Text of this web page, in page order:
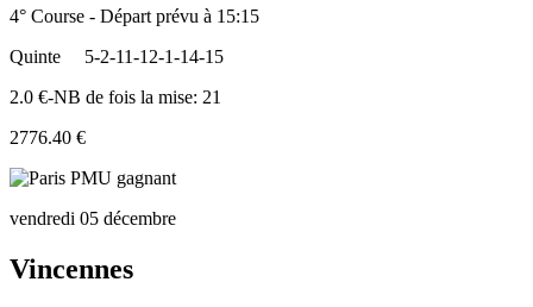
4° Course - Départ prévu à 15:15
Quinte
5-2-11-12-1-14-15
2.0 €-NB de fois la mise: 21
2776.40 €
vendredi 05 décembre
Vincennes